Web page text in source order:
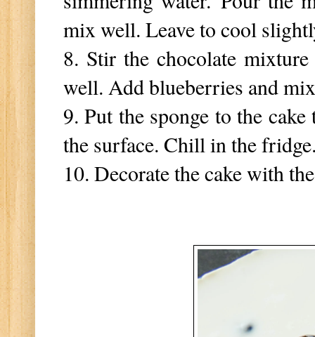
mix well. Leave to cool
8. Stir the chocolate
well. Add blueberries and
9. Put the sponge to the
the surface. Chill in the
10. Decorate the cake with